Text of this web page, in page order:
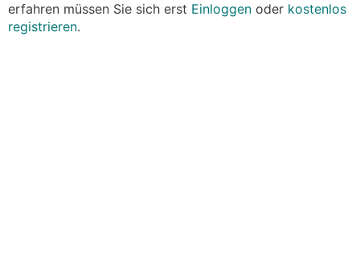
erfahren müssen Sie sich erst Einloggen oder kostenlos
registrieren.